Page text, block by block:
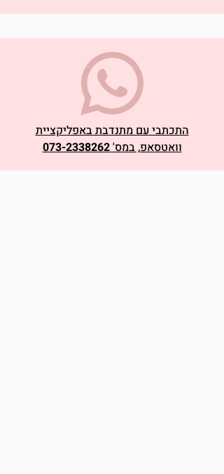
התכתבי עם מתנדבת באפליקציית
וואטסאפ, במס'073-2338262